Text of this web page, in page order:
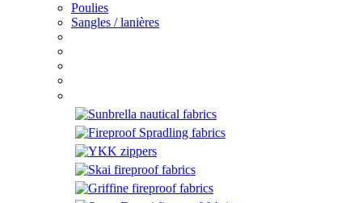
Poulies
Sangles / lanières